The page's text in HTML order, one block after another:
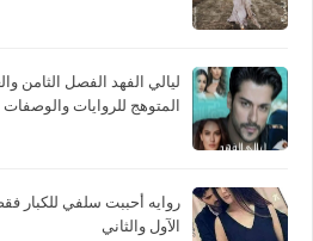
ليالي الفهد الفصل الثامن
المتوهج للروايات والوصفات
روايه أحببت سلفي للكبار
الآول والثاني